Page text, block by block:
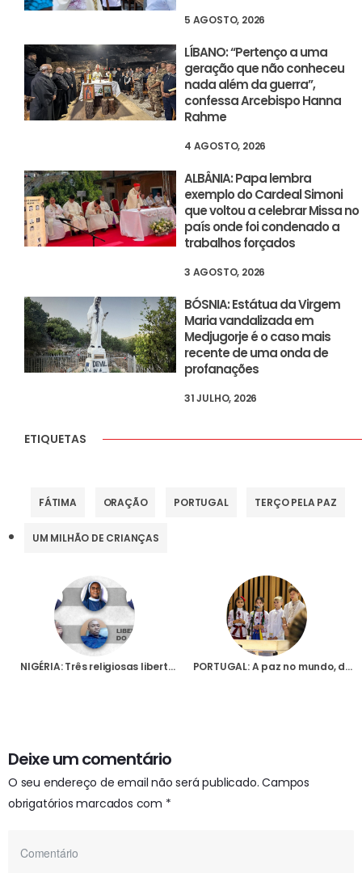
5 AGOSTO, 2026
LÍBANO: “Pertenço a uma
geração que não conheceu
nada além da guerra”,
confessa Arcebispo Hanna
Rahme
4 AGOSTO, 2026
ALBÂNIA: Papa lembra
exemplo do Cardeal Simoni
que voltou a celebrar Missa no
país onde foi condenado a
trabalhos forçados
3 AGOSTO, 2026
BÓSNIA: Estátua da Virgem
Maria vandalizada em
Medjugorje é o caso mais
recente de uma onda de
profanações
31 JULHO, 2026
ETIQUETAS
FÁTIMA ORAÇÃO PORTUGAL TERÇO PELA PAZ
UM MILHÃO DE CRIANÇAS
NIGÉRIA: Três religiosas libertadas ao fim de oito dias de cativeiro, após terem sido raptadas no sul do país PORTUGAL: A paz no mundo, da Ucrânia à Terra Santa, passa pela Capelinha das Aparições
Deixe um comentário
O seu endereço de email não será publicado. Campos
obrigatórios marcados com *